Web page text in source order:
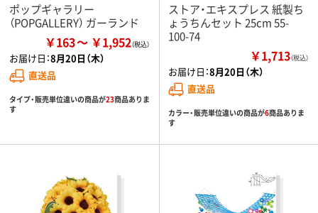
ポップギャラリー
（POPGALLERY） ガーランド
￥163 ￥1,952
お届け日：8月20日（木）
直送品
タイプ・販売単位違いの商品が23商品ありま
す
ストア・エキスプレス 紙製ち
ょうちんセット 25cm 55-
100-74
￥1,713（税込）
お届け日：8月20日（木）
直送品
カラー・販売単位違いの商品が6商品ありま
す